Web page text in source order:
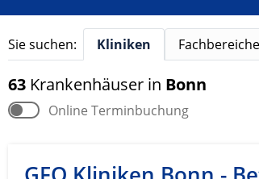
Sie suchen: Kliniken Fachbereiche
63 Krankenhäuser in Bonn
Online Terminbuchung